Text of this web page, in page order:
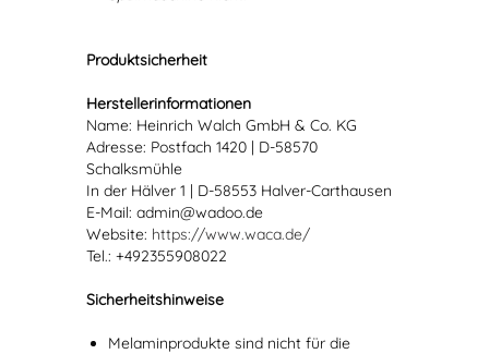
Produktsicherheit
Herstellerinformationen
Name: Heinrich Walch GmbH & Co. KG
Adresse: Postfach 1420 | D-58570
Schalksmühle
In der Hälver 1 | D-58553 Halver-Carthausen
E-Mail: admin@wadoo.de
Website: https://www.waca.de/
Tel.: +492355908022
Sicherheitshinweise
Melaminprodukte sind nicht für die